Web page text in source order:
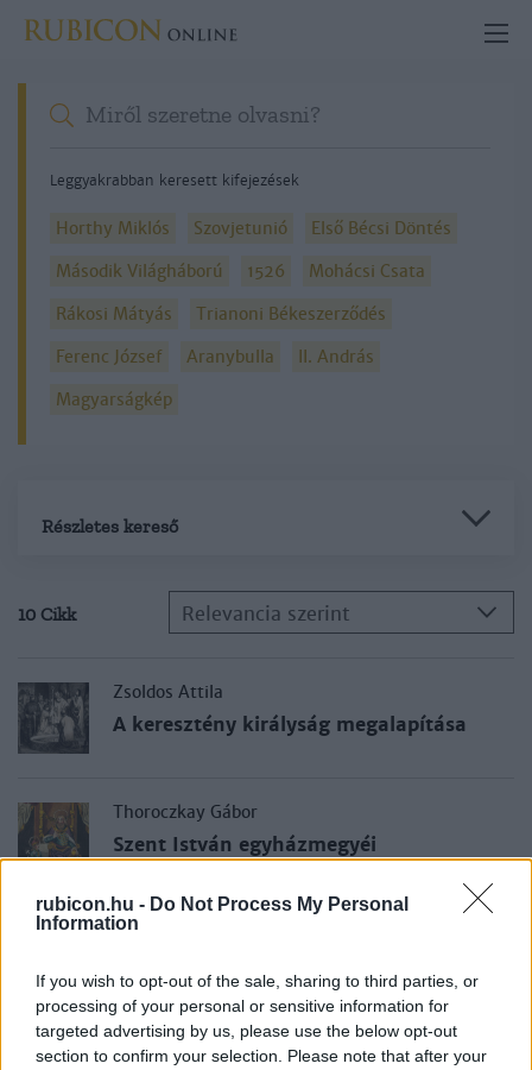
rubicon.hu - Do Not Process My Personal
Information
If you wish to opt-out of the sale, sharing to third parties, or
processing of your personal or sensitive information for
targeted advertising by us, please use the below opt-out
section to confirm your selection. Please note that after your
Leggyakrabban keresett kifejezések
Horthy Miklós Szovjetunió
Első Bécsi Döntés
Második Világháború
1526
Mohácsi Csata
Rákosi Mátyás
Trianoni Békeszerződés
Ferenc József
Aranybulla
II. András
Magyarságkép
Részletes kereső
10 Cikk Relevancia szerint
Zsoldos Attila
A keresztény királyság megalapítása
Thoroczkay Gábor
Szent István egyházmegyéi
Tringli István
Katus László